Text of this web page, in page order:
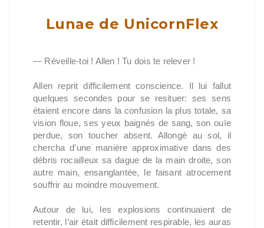
Lunae de UnicornFlex
— Réveille-toi ! Allen ! Tu dois te relever !
Allen reprit difficilement conscience. Il lui fallut
quelques secondes pour se resituer: ses sens
étaient encore dans la confusion la plus totale, sa
vision floue, ses yeux baignés de sang, son ouïe
perdue, son toucher absent. Allongé au sol, il
chercha d’une manière approximative dans des
débris rocailleux sa dague de la main droite, son
autre main, ensanglantée, le faisant atrocement
souffrir au moindre mouvement.
Autour de lui, les explosions continuaient de
retentir, l’air était difficilement respirable, les auras